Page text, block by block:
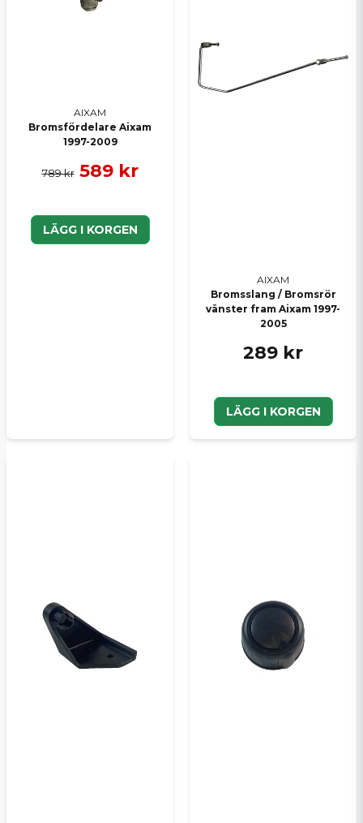
AIXAM
Bromsfördelare Aixam
1997-2009
789 kr 589 kr
LÄGG I KORGEN
AIXAM
Bromsslang / Bromsrör
vänster fram Aixam 1997-
2005
289 kr
LÄGG I KORGEN